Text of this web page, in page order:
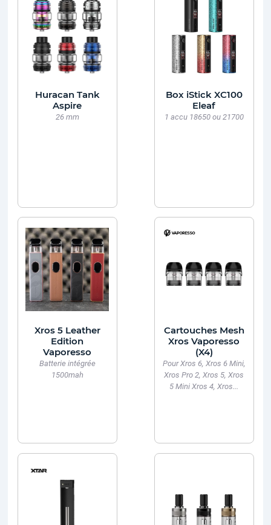
Huracan Tank
Aspire
26 mm
Box iStick XC100
Eleaf
1 accu 18650 ou 21700
Xros 5 Leather
Edition
Vaporesso
Batterie intégrée
1500mah
Cartouches Mesh
Xros Vaporesso
(X4)
Pour Xros 6, Xros 6 Mini,
Xros Pro 2, Xros 5, Xros
5 Mini Xros 4, Xros...